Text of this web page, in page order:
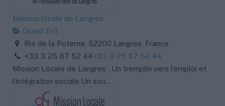
Mission locale de Langres
Grand Est
Rle de la Poterne, 52200 Langres, France
+33 3 25 87 52 44+33 3 25 87 52 44
Mission Locale de Langres : Un tremplin vers l’emploi et
l’intégration sociale Un sou...